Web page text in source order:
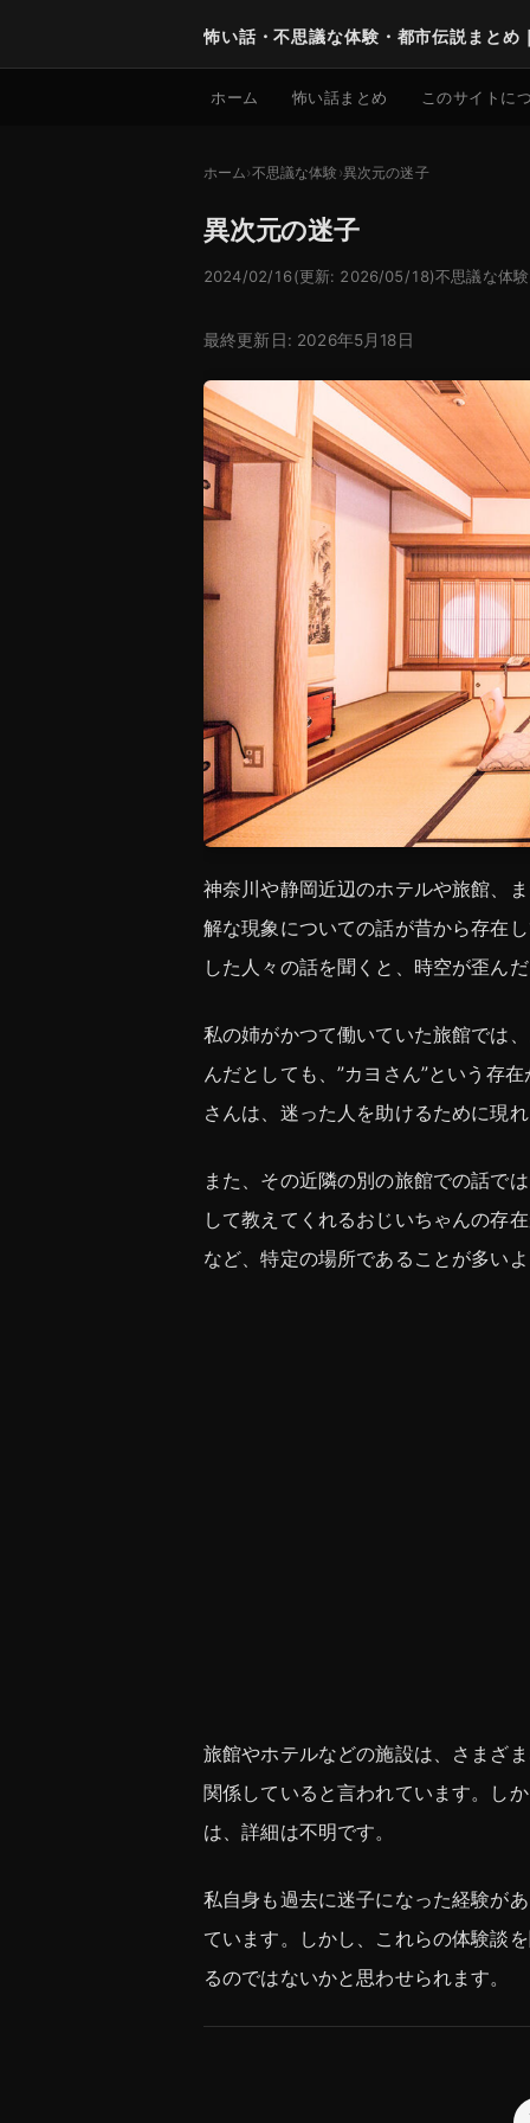
怖い話・不思議な体験・都市伝説まとめ
ホーム 怖い話まとめ このサイトに
ホーム 不思議な体験 異次元の迷子
異次元の迷子
2024/02/16 (更新: 2026/05/18)不思議な体験
最終更新日: 2026年5月18日
神奈川や静岡近辺のホテルや旅館、
解な現象についての話が昔から存在
した人々の話を聞くと、時空が歪ん
私の姉がかつて働いていた旅館では
んだとしても、”カヨさん”という存
さんは、迷った人を助けるために現れ
また、その近隣の別の旅館での話で
して教えてくれるおじいちゃんの存
など、特定の場所であることが多いよ
旅館やホテルなどの施設は、さまざ
関係していると言われています。し
は、詳細は不明です。
私自身も過去に迷子になった経験が
ています。しかし、これらの体験談
るのではないかと思わせられます。